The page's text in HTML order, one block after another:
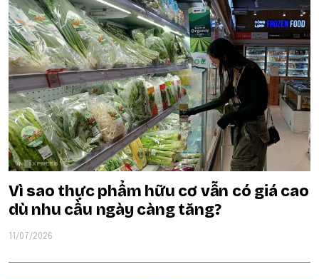
Vì sao thực phẩm hữu cơ vẫn có giá cao
dù nhu cầu ngày càng tăng?
11/07/2026